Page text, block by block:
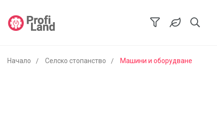
Начало Селско стопанство Машини и оборудване